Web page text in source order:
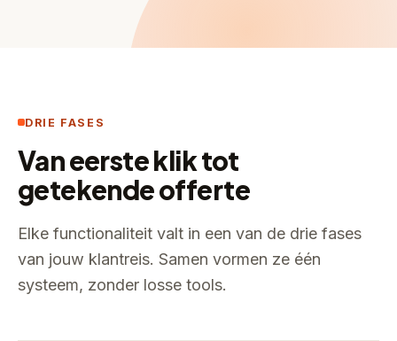
DRIE FASES
Van eerste klik tot
getekende offerte
Elke functionaliteit valt in een van de drie fases
van jouw klantreis. Samen vormen ze één
systeem, zonder losse tools.